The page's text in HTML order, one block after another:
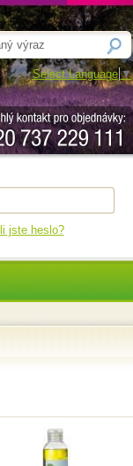
Select Language ▼
jste heslo?